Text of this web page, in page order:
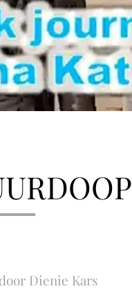
Dienie Kars